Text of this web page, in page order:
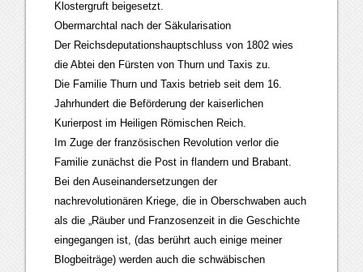
Klostergruft beigesetzt.
Obermarchtal nach der Säkularisation
Der Reichsdeputationshauptschluss von 1802 wies
die Abtei den Fürsten von Thurn und Taxis zu.
Die Familie Thurn und Taxis betrieb seit dem 16.
Jahrhundert die Beförderung der kaiserlichen
Kurierpost im Heiligen Römischen Reich.
Im Zuge der französischen Revolution verlor die
Familie zunächst die Post in flandern und Brabant.
Bei den Auseinandersetzungen der
nachrevolutionären Kriege, die in Oberschwaben auch
als die „Räuber und Franzosenzeit in die Geschichte
eingegangen ist, (das berührt auch einige meiner
Blogbeiträge) werden auch die schwäbischen